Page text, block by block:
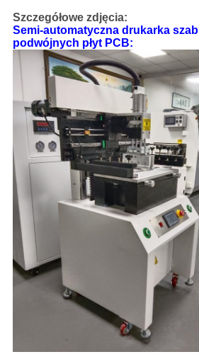
Szczegółowe zdjęcia:
Semi-automatyczna drukarka
podwójnych płyt PCB: